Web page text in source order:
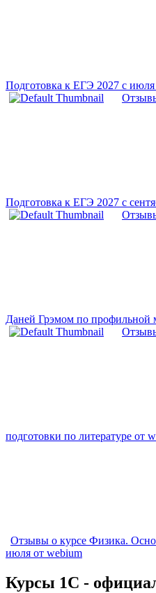
Подготовка к ЕГЭ 2027 с июля
Подготовка к ЕГЭ 2027 с
Даней Грэмом по профильной
подготовки по литературе от
Отзывы о курсе Физика.
июля от webium
Курсы 1С -